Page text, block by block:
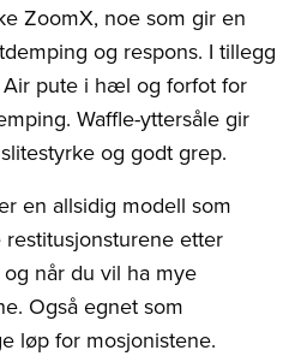
ZoomX, noe som gir en
og respons. I tillegg
pute i hæl og forfot for
Waffle-yttersåle gir
og godt grep.
en allsidig modell som
etter
når du vil ha mye
Også egnet som
løp for mosjonistene.